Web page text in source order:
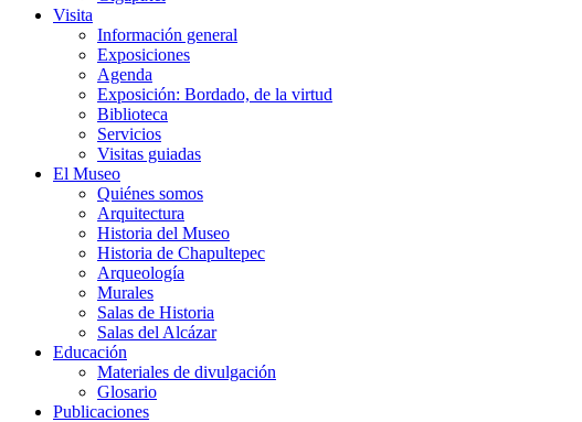
Visita
Información general
Exposiciones
Agenda
Exposición: Bordado, de la virtud
Biblioteca
Servicios
Visitas guiadas
El Museo
Quiénes somos
Arquitectura
Historia del Museo
Historia de Chapultepec
Arqueología
Murales
Salas de Historia
Salas del Alcázar
Educación
Materiales de divulgación
Glosario
Publicaciones